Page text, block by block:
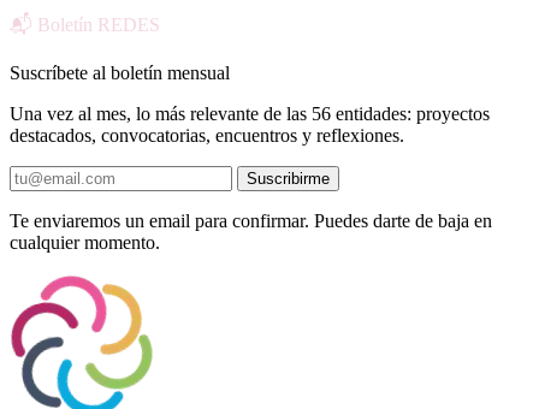
📬 Boletín REDES
Suscríbete al boletín mensual
Una vez al mes, lo más relevante de las 56 entidades: proyectos
destacados, convocatorias, encuentros y reflexiones.
Suscribirme
Te enviaremos un email para confirmar. Puedes darte de baja en
cualquier momento.